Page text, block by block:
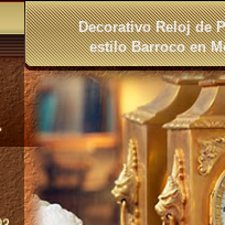
Decorativo Reloj de
estilo Barroco en